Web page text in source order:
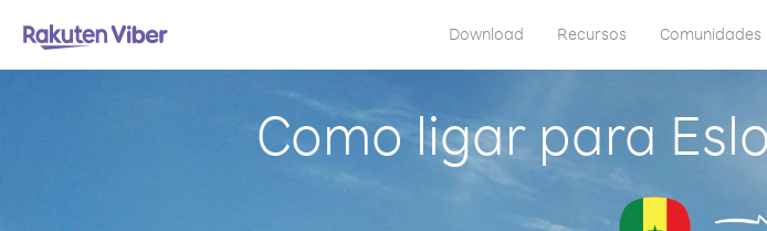
Download Recursos Comunidades
Como ligar para